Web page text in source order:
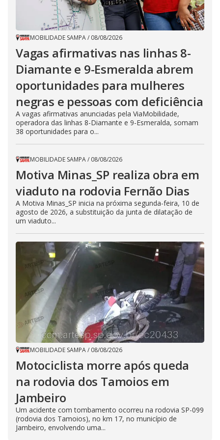
MOBILIDADE SAMPA/ 08/08/2026
Vagas afirmativas nas linhas 8-
Diamante e 9-Esmeralda abrem
oportunidades para mulheres
negras e pessoas com deficiência
A vagas afirmativas anunciadas pela ViaMobilidade,
operadora das linhas 8-Diamante e 9-Esmeralda, somam
38 oportunidades para o...
MOBILIDADE SAMPA/ 08/08/2026
Motiva Minas_SP realiza obra em
viaduto na rodovia Fernão Dias
A Motiva Minas_SP inicia na próxima segunda-feira, 10 de
agosto de 2026, a substituição da junta de dilatação de
um viaduto...
MOBILIDADE SAMPA/ 08/08/2026
Motociclista morre após queda
na rodovia dos Tamoios em
Jambeiro
Um acidente com tombamento ocorreu na rodovia SP-099
(rodovia dos Tamoios), no km 17, no município de
Jambeiro, envolvendo uma...